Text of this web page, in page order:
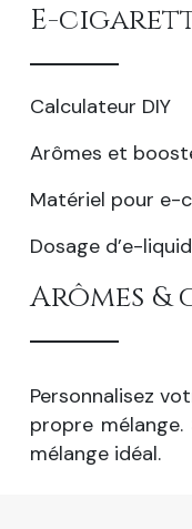
E-
Calculateur DIY
Arômes et
Matériel pour e-
Dosage d’e-
Arômes
Personnalisez
propre
mélange idéal.